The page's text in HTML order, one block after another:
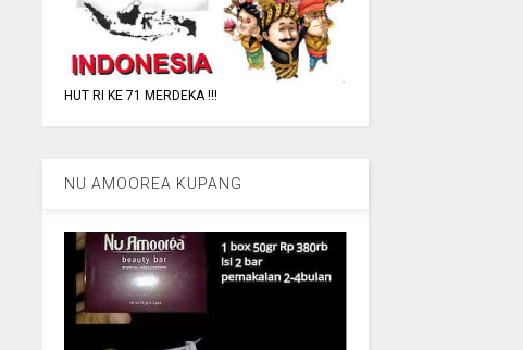
HUT RI KE 71 MERDEKA !!!
NU AMOOREA KUPANG